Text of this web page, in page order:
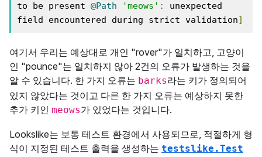
to be present @Path 'meows' :
unexpected
field encountered during strict validation]
여기서 우리는 예상대로 개인 "rover"가 일치하고, 고양이
인 "pounce"는 일치하지 않아 2건의 오류가 발생하는 것을
알 수 있습니다. 한 가지 오류는 barks라는 키가 정의되어
있지 않았다는 것이고 다른 한 가지 오류는 예상하지 못한
추가 키인 meows가 있었다는 것입니다.
Lookslike는 보통 테스트 환경에서 사용되므로, 적절하게 형
식이 지정된 테스트 출력을 생성하는 testslike.Test